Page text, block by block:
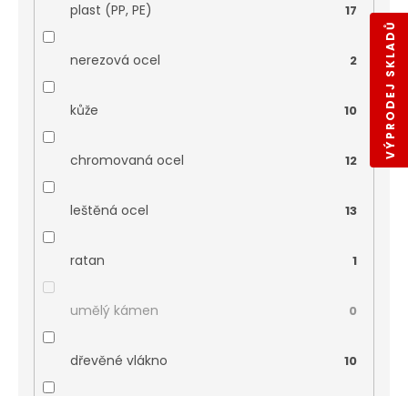
plast (PP, PE) 17
nerezová ocel 2
kůže 10
chromovaná ocel 12
leštěná ocel 13
ratan 1
umělý kámen 0
dřevěné vlákno 10
VÝPRODEJ SKLADŮ